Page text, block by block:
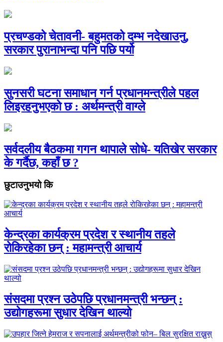
प्रचण्डको चेतावनी- बहुमतको दम्भ नदेखाउनु,
सरकार पुरानाभन्दा पनि पछि पर्यो
सुनसरी घटना समाधान गर्न प्रधानमन्त्रीले पहल
लिइरहनुभएको छ : अर्थमन्त्री वाग्ले
सर्वदलीय बैठकमा गगन थापाले सोधे- यतिखेर सरकार
के गर्दैछ, कहाँ छ ?
छुटाउनुभयो कि
केन्द्रका कार्यक्रम प्रदेश र स्थानीय तहले
रोकिरहेका छन् : महामन्त्री आचार्य
संसदमा प्रश्न उठेपछि प्रधानमन्त्री भन्छन् :
उद्योगहरूमा सुधार देखिन थाल्यो